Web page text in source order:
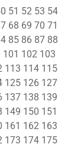
51 52 53 54
68 69 70 71
85 86 87 88
101 102 103
113 114 115
125 126 127
137 138 139
149 150 151
161 162 163
173 174 175